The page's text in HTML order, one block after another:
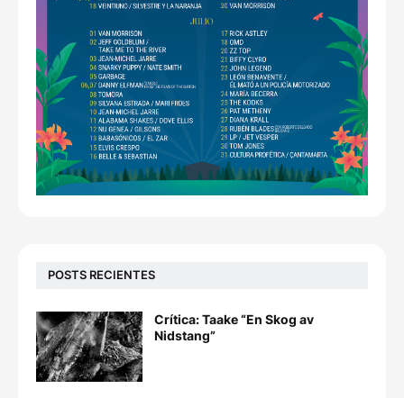
POSTS RECIENTES
Crítica: Taake “En Skog av
Nidstang”